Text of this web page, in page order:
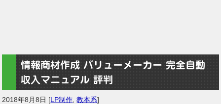
情報商材作成 バリューメーカー 完全自動
収入マニュアル 評判
2018年8月8日 [LP制作 ,教本系]